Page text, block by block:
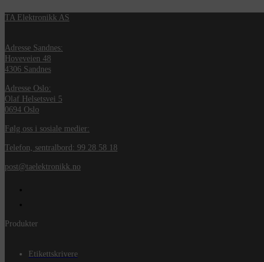
TA Elektronikk AS
Adresse Sandnes:
Hoveveien 48
4306 Sandnes
Adresse Oslo:
Olaf Helsetsvei 5
0694 Oslo
Følg oss i sosiale medier:
Telefon, sentralbord: 99 28 58 18
post@taelektronikk.no
Produkter
Etikettskrivere